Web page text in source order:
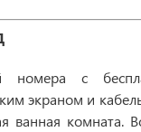
номера с
экраном и
ванная комната.